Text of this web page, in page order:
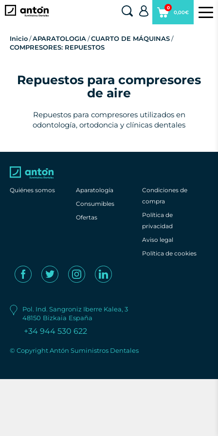
0,00€
0
Inicio/APARATOLOGIA/CUARTO DE MÁQUINAS/
COMPRESORES: REPUESTOS
Repuestos para compresores
de aire
Repuestos para compresores utilizados en
odontología, ortodoncia y clínicas dentales
Quiénes somos
Aparatología
Consumibles
Ofertas
Condiciones de
compra
Política de
privacidad
Aviso legal
Política de cookies
Pol. Ind. Sangroniz Iberre Kalea, 3
48150 Bizkaia España
+34 944 530 622
© Copyright Antón Suministros Dentales